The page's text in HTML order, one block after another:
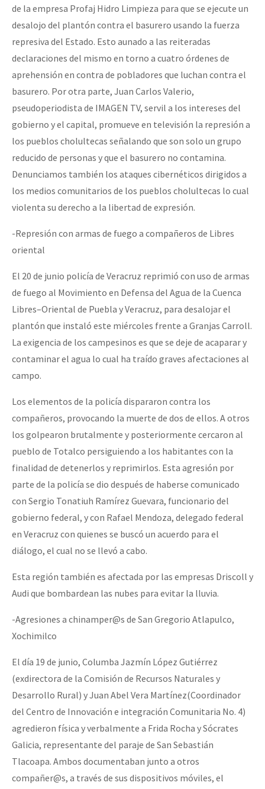
de la empresa Profaj Hidro Limpieza para que se ejecute un
desalojo del plantón contra el basurero usando la fuerza
represiva del Estado. Esto aunado a las reiteradas
declaraciones del mismo en torno a cuatro órdenes de
aprehensión en contra de pobladores que luchan contra el
basurero. Por otra parte, Juan Carlos Valerio,
pseudoperiodista de IMAGEN TV, servil a los intereses del
gobierno y el capital, promueve en televisión la represión a
los pueblos cholultecas señalando que son solo un grupo
reducido de personas y que el basurero no contamina.
Denunciamos también los ataques cibernéticos dirigidos a
los medios comunitarios de los pueblos cholultecas lo cual
violenta su derecho a la libertad de expresión.
-Represión con armas de fuego a compañeros de Libres
oriental
El 20 de junio policía de Veracruz reprimió con uso de armas
de fuego al Movimiento en Defensa del Agua de la Cuenca
Libres–Oriental de Puebla y Veracruz, para desalojar el
plantón que instaló este miércoles frente a Granjas Carroll.
La exigencia de los campesinos es que se deje de acaparar y
contaminar el agua lo cual ha traído graves afectaciones al
campo.
Los elementos de la policía dispararon contra los
compañeros, provocando la muerte de dos de ellos. A otros
los golpearon brutalmente y posteriormente cercaron al
pueblo de Totalco persiguiendo a los habitantes con la
finalidad de detenerlos y reprimirlos. Esta agresión por
parte de la policía se dio después de haberse comunicado
con Sergio Tonatiuh Ramírez Guevara, funcionario del
gobierno federal, y con Rafael Mendoza, delegado federal
en Veracruz con quienes se buscó un acuerdo para el
diálogo, el cual no se llevó a cabo.
Esta región también es afectada por las empresas Driscoll y
Audi que bombardean las nubes para evitar la lluvia.
-Agresiones a chinamper@s de San Gregorio Atlapulco,
Xochimilco
El día 19 de junio, Columba Jazmín López Gutiérrez
(exdirectora de la Comisión de Recursos Naturales y
Desarrollo Rural) y Juan Abel Vera Martínez(Coordinador
del Centro de Innovación e integración Comunitaria No. 4)
agredieron física y verbalmente a Frida Rocha y Sócrates
Galicia, representante del paraje de San Sebastián
Tlacoapa. Ambos documentaban junto a otros
compañer@s, a través de sus dispositivos móviles, el